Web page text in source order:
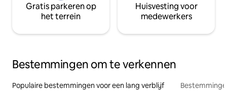
Gratis parkeren op
het terrein
Huisvesting voor
medewerkers
Bestemmingen om te verkennen
Populaire bestemmingen voor een lang verblijf